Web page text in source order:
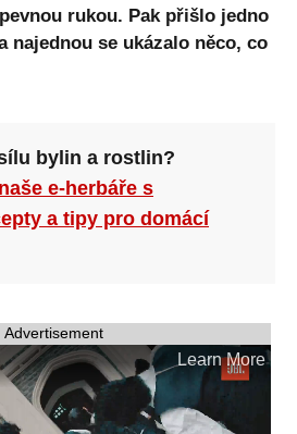
rukou. Pak přišlo jedno
najednou se ukázalo něco, co
bylin a rostlin?
e-herbáře s
a tipy pro domácí
Advertisement